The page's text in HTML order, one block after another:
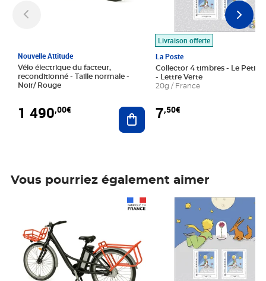
Nouvelle Attitude
Vélo électrique du facteur,
reconditionné - Taille normale -
Noir/ Rouge
1 490,00€ Ajouter au panier
Livraison offerte
La Poste
Collector 4 timbres - Le Petit
- Lettre Verte
20g / France
7,50€
Vous pourriez également aimer
Prix 7,50€